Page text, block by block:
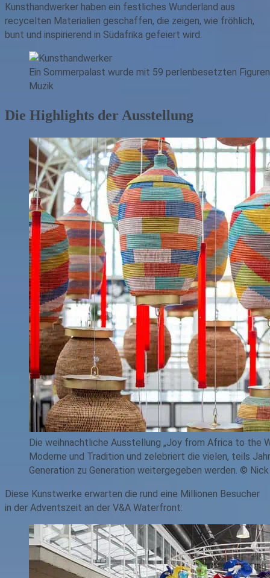
Kunsthandwerker haben ein festliches Wunderland aus
recycelten Materialien geschaffen, die zeigen, wie fröhlich,
bunt und inspirierend in Südafrika gefeiert wird.
Ein Sommerpalast wurde mit 59 perlenbesetzten
Muzik
Die Highlights der Ausstellung
Die weihnachtliche Ausstellung „Joy from Africa to the
Moderne und Tradition und zelebriert die vielen, teils
Generation zu Generation weitergegeben werden. ©
Diese Kunstwerke erwarten die rund eine Millionen Besucher
in der Adventszeit an der V&A Waterfront: